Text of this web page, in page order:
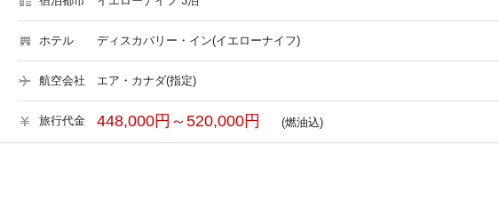
ホテル ディスカバリー・イン(イエローナイフ)
航空会社 エア・カナダ(指定)
旅行代金 448,000円～520,000円 (燃油込)